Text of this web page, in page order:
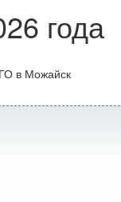
года
в Можайск